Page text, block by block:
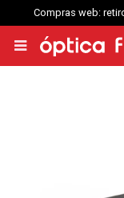
Compras web:
